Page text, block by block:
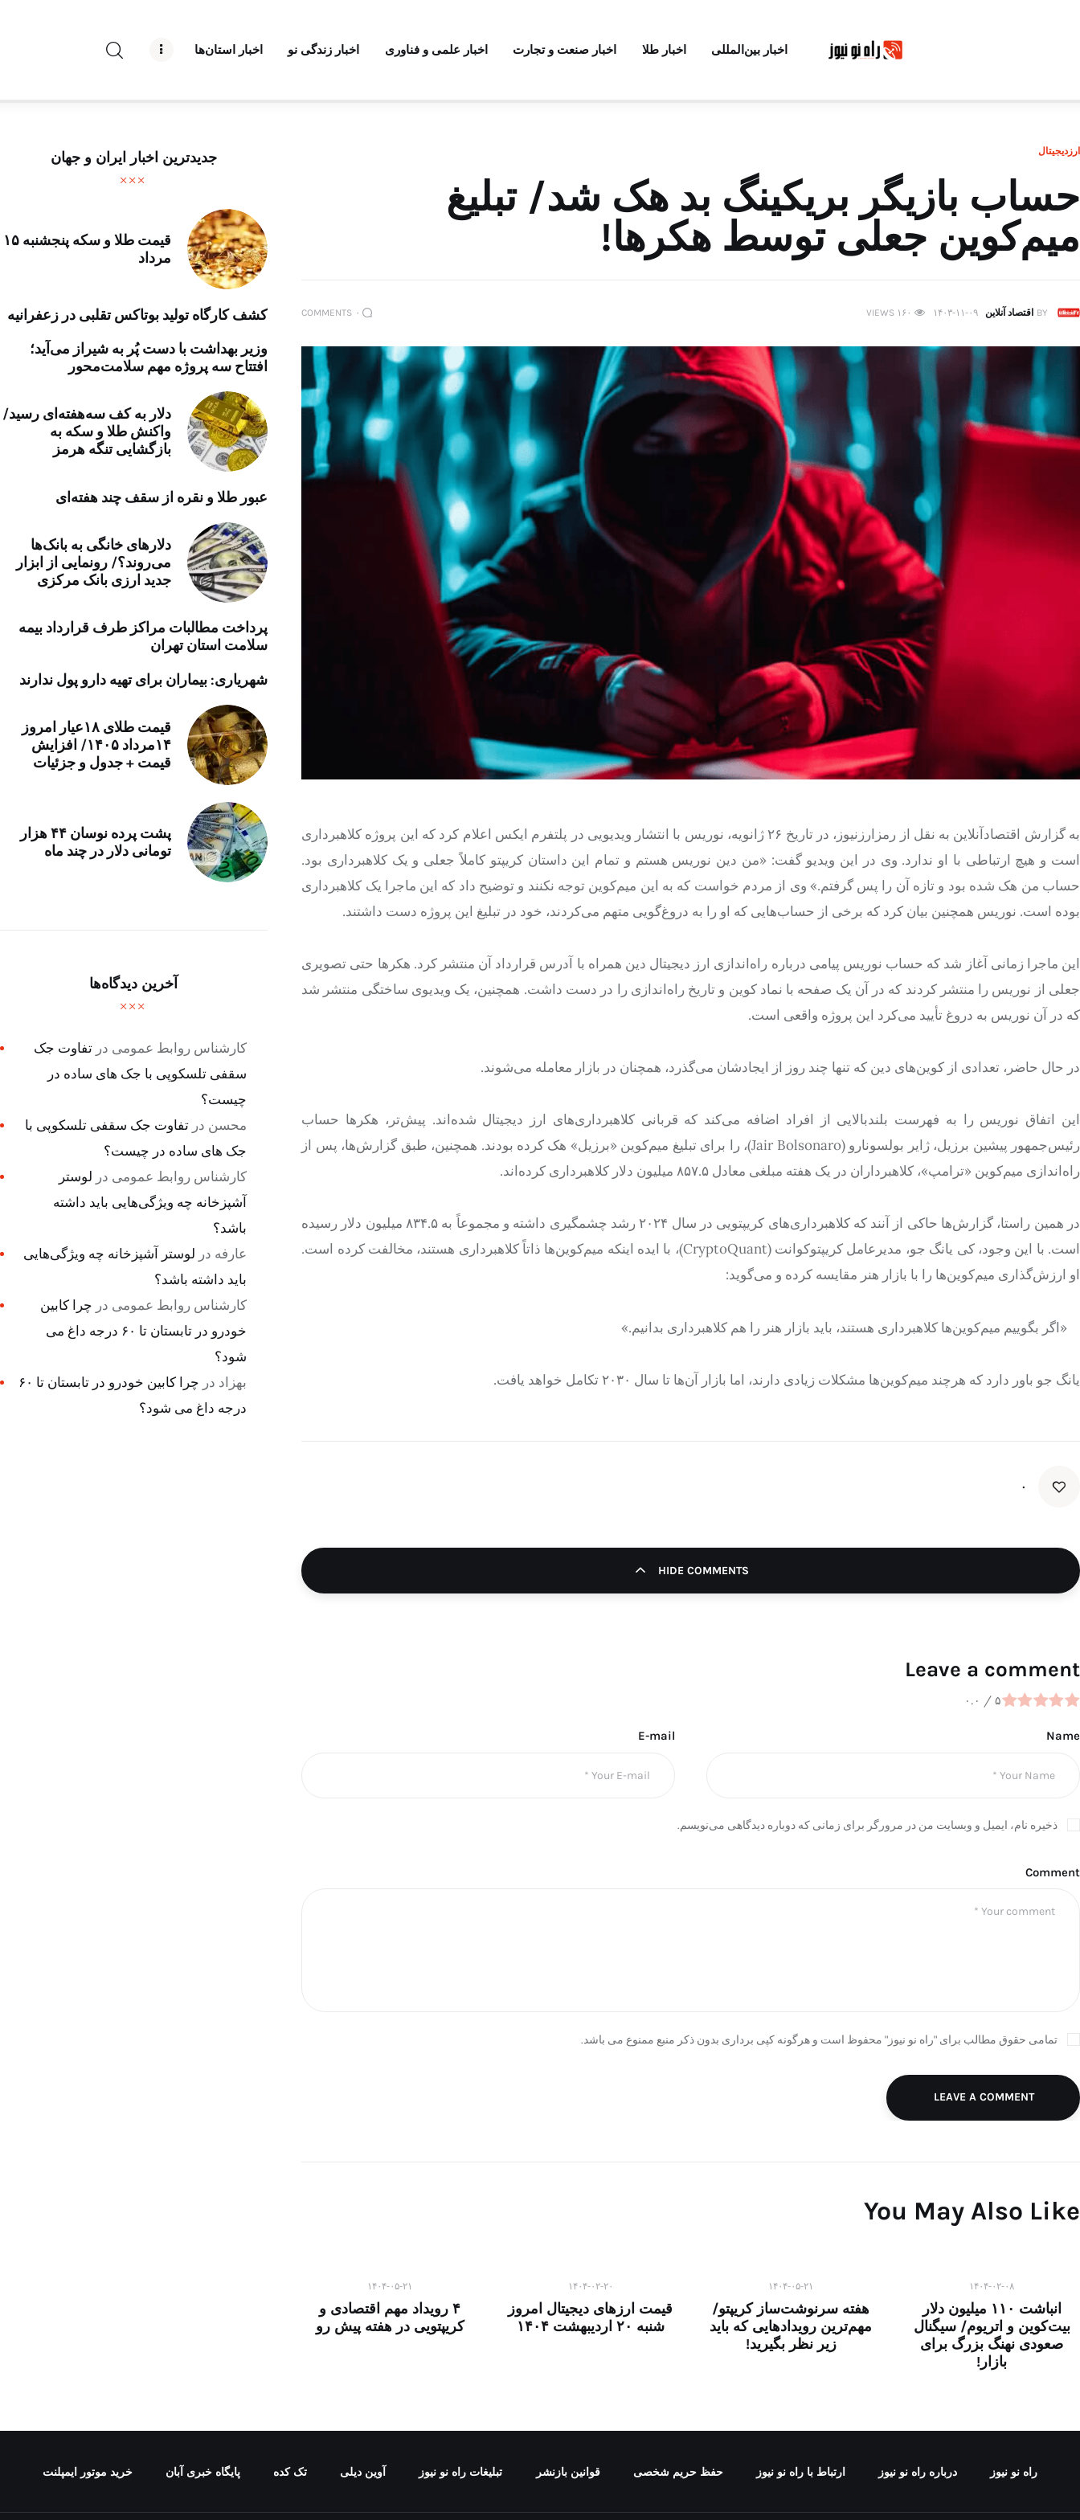
اخبار بین‌المللی اخبار طلا اخبار صنعت و تجارت اخبار علمی و فناوری اخبار زندگی نو اخبار استان‌ها
درباره راه‌ نو نیوز
پایگاه خبری آبان
خرید موتور ایمپلنت
ارزدیجیتال
حساب بازیگر بریکینگ بد هک شد/ تبلیغ
میم‌کوین جعلی توسط هکرها!
BY اقتصاد آنلاین ۱۴۰۳-۱۱-۰۹ ۱۶۰ VIEWS ۰ COMMENTS
به گزارش اقتصادآنلاین به نقل از رمزارزنیوز، در تاریخ ۲۶ ژانویه، نوریس با انتشار ویدیویی در پلتفرم ایکس اعلام کرد که این پروژه کلاهبرداری
است و هیچ ارتباطی با او ندارد. وی در این ویدیو گفت: «من دین نوریس هستم و تمام این داستان کریپتو کاملاً جعلی و یک کلاهبرداری بود.
حساب من هک شده بود و تازه آن را پس گرفتم.» وی از مردم خواست که به این میم‌کوین توجه نکنند و توضیح داد که این ماجرا یک کلاهبرداری
بوده است. نوریس همچنین بیان کرد که برخی از حساب‌هایی که او را به دروغ‌گویی متهم می‌کردند، خود در تبلیغ این پروژه دست داشتند.
این ماجرا زمانی آغاز شد که حساب نوریس پیامی درباره راه‌اندازی ارز دیجیتال دین همراه با آدرس قرارداد آن منتشر کرد. هکرها حتی تصویری
جعلی از نوریس را منتشر کردند که در آن یک صفحه با نماد کوین و تاریخ راه‌اندازی را در دست داشت. همچنین، یک ویدیوی ساختگی منتشر شد
که در آن نوریس به دروغ تأیید می‌کرد این پروژه واقعی است.
در حال حاضر، تعدادی از کوین‌های دین که تنها چند روز از ایجادشان می‌گذرد، همچنان در بازار معامله می‌شوند.
این اتفاق نوریس را به فهرست بلندبالایی از افراد اضافه می‌کند که قربانی کلاهبرداری‌های ارز دیجیتال شده‌اند. پیش‌تر، هکرها حساب
رئیس‌جمهور پیشین برزیل، ژایر بولسونارو (Jair Bolsonaro)، را برای تبلیغ میم‌کوین «برزیل» هک کرده بودند. همچنین، طبق گزارش‌ها، پس از
راه‌اندازی میم‌کوین «ترامپ»، کلاهبرداران در یک هفته مبلغی معادل ۸۵۷.۵ میلیون دلار کلاهبرداری کرده‌اند.
در همین راستا، گزارش‌ها حاکی از آنند که کلاهبرداری‌های کریپتویی در سال ۲۰۲۴ رشد چشمگیری داشته و مجموعاً به ۸۳۴.۵ میلیون دلار رسیده
است. با این وجود، کی یانگ جو، مدیرعامل کریپتوکوانت (CryptoQuant)، با ایده اینکه میم‌کوین‌ها ذاتاً کلاهبرداری هستند، مخالفت کرده است.
او ارزش‌گذاری میم‌کوین‌ها را با بازار هنر مقایسه کرده و می‌گوید:
«اگر بگوییم میم‌کوین‌ها کلاهبرداری هستند، باید بازار هنر را هم کلاهبرداری بدانیم.»
یانگ جو باور دارد که هرچند میم‌کوین‌ها مشکلات زیادی دارند، اما بازار آن‌ها تا سال ۲۰۳۰ تکامل خواهد یافت.
۰
HIDE COMMENTS
Leave a comment
۰.۰ / ۵
Name
E-mail
ذخیره نام، ایمیل و وبسایت من در مرورگر برای زمانی که دوباره دیدگاهی می‌نویسم.
Comment
تمامی حقوق مطالب برای "راه نو نیوز" محفوظ است و هرگونه کپی برداری بدون ذکر منبع ممنوع می باشد.
LEAVE A COMMENT
You May Also Like
۱۴۰۴-۰۲-۰۸
انباشت ۱۱۰ میلیون دلار
بیت‌کوین و اتریوم/ سیگنال
صعودی نهنگ بزرگ برای
بازار!
۱۴۰۴-۰۵-۲۱
هفته سرنوشت‌ساز کریپتو/
مهم‌ترین رویدادهایی که باید
زیر نظر بگیرید!
۱۴۰۴-۰۲-۲۰
قیمت ارز‌های دیجیتال امروز
شنبه ۲۰ اردیبهشت ۱۴۰۴
۱۴۰۴-۰۵-۲۱
۴ رویداد مهم اقتصادی و
کریپتویی در هفته پیش رو
جدیدترین اخبار ایران و جهان
قیمت طلا و سکه پنجشنبه ۱۵
مرداد
کشف کارگاه تولید بوتاکس تقلبی در زعفرانیه
وزیر بهداشت با دست پُر به شیراز می‌آید؛
افتتاح سه پروژه مهم سلامت‌محور
دلار به کف سه‌هفته‌ای رسید/
واکنش طلا و سکه به
بازگشایی تنگه هرمز
عبور طلا و نقره از سقف چند هفته‌ای
دلارهای خانگی به بانک‌ها
می‌روند؟/ رونمایی از ابزار
جدید ارزی بانک مرکزی
پرداخت مطالبات مراکز طرف قرارداد بیمه
سلامت استان تهران
شهریاری: بیماران برای تهیه دارو پول ندارند
قیمت طلای ۱۸عیار امروز
۱۴مرداد ۱۴۰۵/ افزایش
قیمت + جدول و جزئیات
پشت پرده نوسان ۴۴ هزار
تومانی دلار در چند ماه
آخرین دیدگاه‌ها
کارشناس روابط عمومی در تفاوت جک
سقفی تلسکوپی با جک های ساده در
چیست؟
محسن در تفاوت جک سقفی تلسکوپی با
جک های ساده در چیست؟
کارشناس روابط عمومی در لوستر
آشپزخانه چه ویژگی‌هایی باید داشته
باشد؟
عارفه در لوستر آشپزخانه چه ویژگی‌هایی
باید داشته باشد؟
کارشناس روابط عمومی در چرا کابین
خودرو در تابستان تا ۶۰ درجه داغ می
شود؟
بهزاد در
چرا کابین خودرو در تابستان تا ۶۰
درجه داغ می شود؟
راه نو نیوز درباره راه‌ نو نیوز ارتباط با راه‌ نو نیوز حفظ حریم شخصی قوانین بازنشر تبلیغات راه نو نیوز آوین دیلی تک کده پایگاه خبری آبان خرید موتور ایمپلنت